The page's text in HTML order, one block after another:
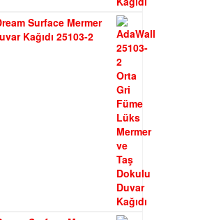
Surface Mermer
Kağıdı 25103-2